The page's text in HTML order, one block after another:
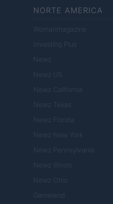
NORTE AMERICA
Womanmagazine
Investing Plus
Newz
Newz US
Newz California
Newz Texas
Newz Florida
Newz New York
Newz Pennsylvania
Newz Illinois
Newz Ohio
Gameland